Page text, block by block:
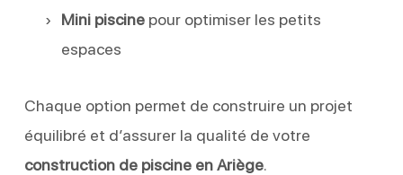
Mini piscinepour optimiser les petits
espaces
Chaque option permet de construire un projet
équilibré et d’assurer la qualité de votre
construction de piscine en Ariège.